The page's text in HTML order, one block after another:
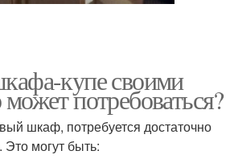
купе своими
потребоваться?
шкаф, потребуется достаточно
могут быть: